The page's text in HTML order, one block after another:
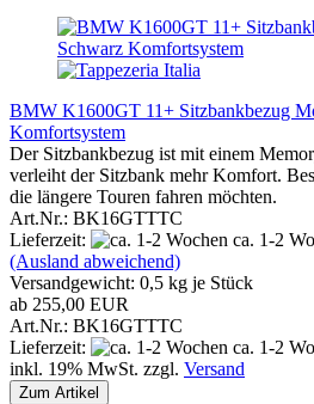
BMW K1600GT 11+ Sitzbankbezug
Komfortsystem
Der Sitzbankbezug ist mit einem
verleiht der Sitzbank mehr Komfort.
die längere Touren fahren möchten.
Art.Nr.: BK16GTTTC
Lieferzeit:
ca. 1-2
(Ausland abweichend)
Versandgewicht: 0,5 kg je Stück
ab 255,00 EUR
Art.Nr.: BK16GTTTC
Lieferzeit:
ca. 1-2
inkl. 19% MwSt. zzgl. Versand
Zum Artikel